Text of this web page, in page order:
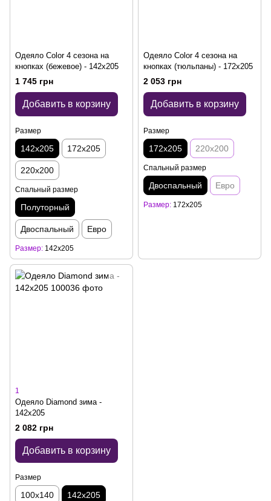
Одеяло Color 4 сезона на
кнопках (бежевое) - 142x205
1 745 грн
Добавить в корзину
Размер
142x205 172x205
220x200
Спальный размер
Полуторный
Двоспальный Евро
Размер 142x205
Одеяло Color 4 сезона на
кнопках (тюльпаны) - 172x205
2 053 грн
Добавить в корзину
Размер
172x205 220x200
Спальный размер
Двоспальный Евро
Размер 172x205
1
Одеяло Diamond зима -
142x205
2 082 грн
Добавить в корзину
Размер
100x140 142x205